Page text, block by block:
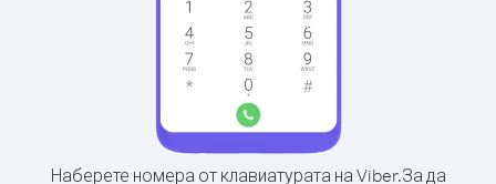
Наберете номера от клавиатурата на Viber.За да